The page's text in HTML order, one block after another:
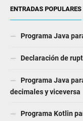
ENTRADAS POPULARES
Programa Java
Declaración de
Programa Java
decimales y viceversa
Programa Kotlin